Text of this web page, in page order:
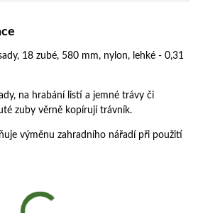
18 zubé, 580 mm, nylon, lehké - 0,31
na hrabání listí a jemné trávy či
zuby věrně kopírují trávník.
výměnu zahradního nářadí při použití